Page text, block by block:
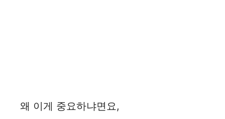
왜 이게 중요하냐면요,